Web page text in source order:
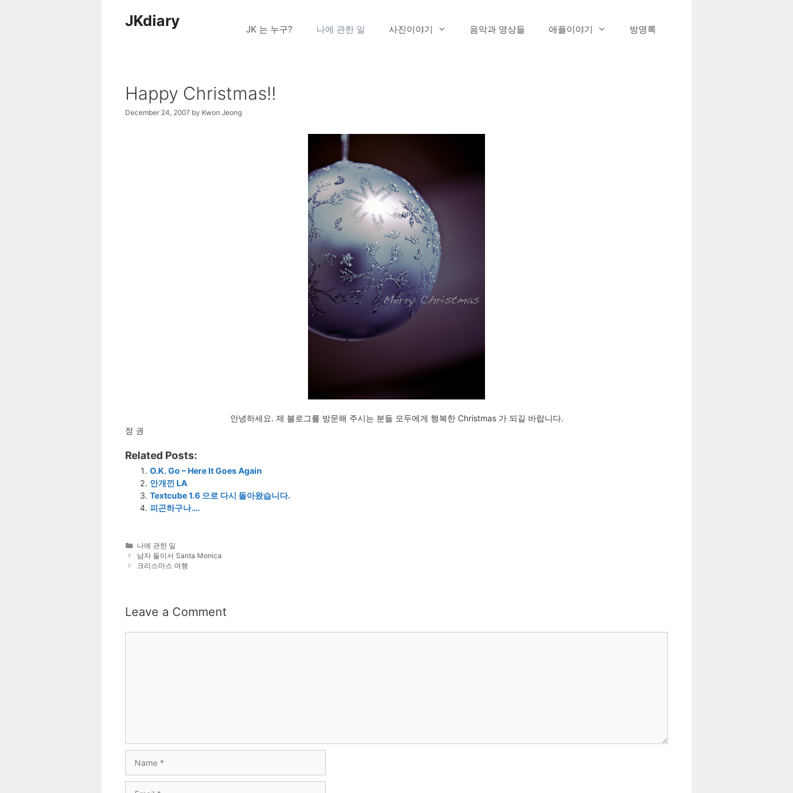
JKdiary JK 는 누구? 나에 관한 일 사진이야기 음악과 영상들 애플이야기 방명록
Happy Christmas!!
December 24, 2007 by Kwon Jeong
안녕하세요. 제 블로그를 방문해 주시는 분들 모두에게 행복한 Christmas 가 되길 바랍니다.
정 권
Related Posts:
O.K. Go – Here It Goes Again
안개낀 LA
Textcube 1.6 으로 다시 돌아왔습니다.
피곤하구나….
Categories
나에 관한 일
남자 둘이서 Santa Monica
크리스마스 여행
Leave a Comment